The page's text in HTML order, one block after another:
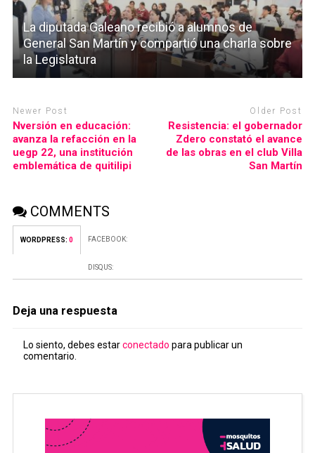
La diputada Galeano recibió a alumnos de
General San Martín y compartió una charla sobre
la Legislatura
Newer Post
Nversión en educación:
avanza la refacción en la
uegp 22, una institución
emblemática de quitilipi
Older Post
Resistencia: el gobernador
Zdero constató el avance
de las obras en el club Villa
San Martín
COMMENTS
WORDPRESS: 0 FACEBOOK:
DISQUS:
Deja una respuesta
Lo siento, debes estarconectado para publicar un
comentario.